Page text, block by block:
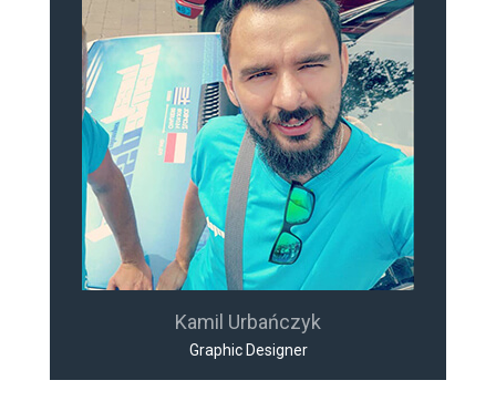
Kamil Urbańczyk
Graphic Designer